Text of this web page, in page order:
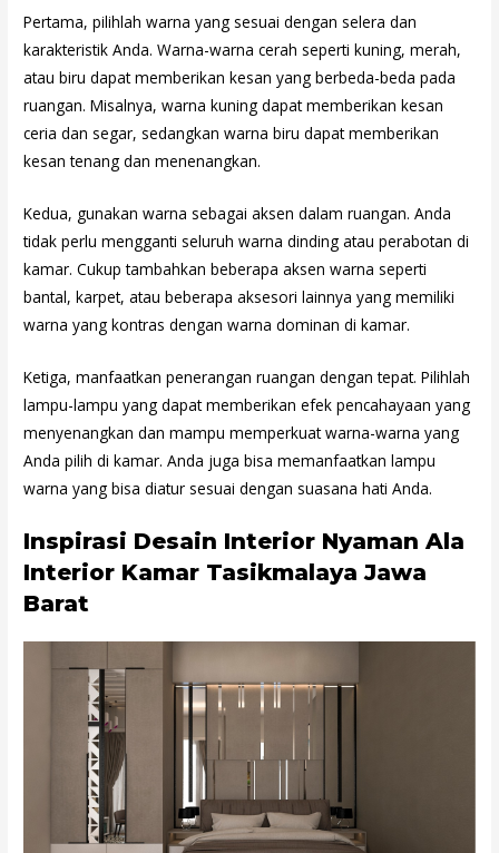
Pertama, pilihlah warna yang sesuai dengan selera dan
karakteristik Anda. Warna-warna cerah seperti kuning, merah,
atau biru dapat memberikan kesan yang berbeda-beda pada
ruangan. Misalnya, warna kuning dapat memberikan kesan
ceria dan segar, sedangkan warna biru dapat memberikan
kesan tenang dan menenangkan.
Kedua, gunakan warna sebagai aksen dalam ruangan. Anda
tidak perlu mengganti seluruh warna dinding atau perabotan di
kamar. Cukup tambahkan beberapa aksen warna seperti
bantal, karpet, atau beberapa aksesori lainnya yang memiliki
warna yang kontras dengan warna dominan di kamar.
Ketiga, manfaatkan penerangan ruangan dengan tepat. Pilihlah
lampu-lampu yang dapat memberikan efek pencahayaan yang
menyenangkan dan mampu memperkuat warna-warna yang
Anda pilih di kamar. Anda juga bisa memanfaatkan lampu
warna yang bisa diatur sesuai dengan suasana hati Anda.
Inspirasi Desain Interior Nyaman Ala
Interior Kamar Tasikmalaya Jawa
Barat